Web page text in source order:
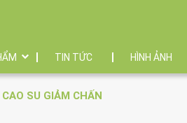
TIN TỨC HÌNH ẢNH
CAO SU GIẢM CHẤN